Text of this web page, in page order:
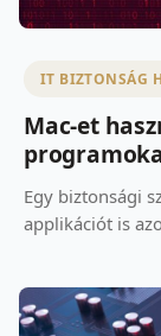
IT BIZTONSÁG
Mac-et
Egy biztonsági
applikációt is